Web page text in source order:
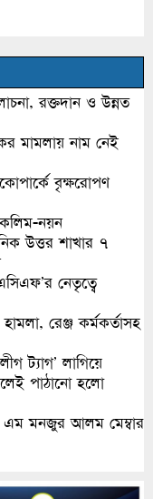
রক্তদান ও উন্নত
মামলায় নাম নেই
বৃক্ষরোপণ
কলিম-নয়ন
উত্তর শাখার ৭
নেতৃত্বে
রেঞ্জ কর্মকর্তাসহ
ট্যাগ’ লাগিয়ে
পাঠানো হলো
এম মনজুর আলম মেম্বার